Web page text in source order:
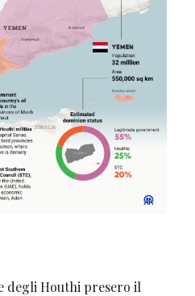
degli Houthi presero il